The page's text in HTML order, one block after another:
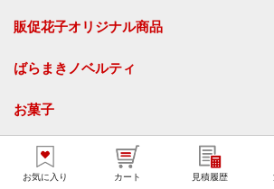
お気に入り カート 見積履歴
販促花子オリジナル商品
ばらまきノベルティ
お菓子
食品